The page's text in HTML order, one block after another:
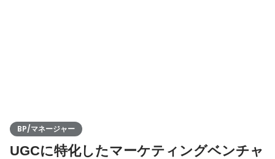
BP/マネージャー
UGCに特化したマーケティングベンチャ